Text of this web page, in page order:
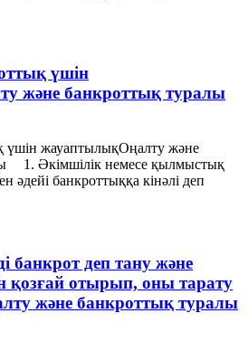
үшін
және банкроттық туралы
үшін жауаптылықОңалту және
1. Әкімшілік немесе қылмыстық
әдейі банкроттыққа кінәлі деп
банкрот деп тану және
қозғай отырып, оны тарату
және банкроттық туралы